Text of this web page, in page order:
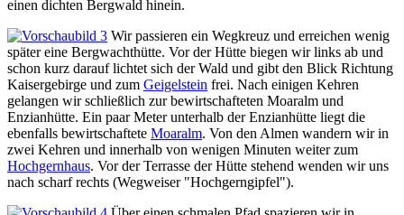
einen dichten Bergwald hinein.
Wir passieren ein Wegkreuz und erreichen wenig
später eine Bergwachthütte. Vor der Hütte biegen wir links ab und
schon kurz darauf lichtet sich der Wald und gibt den Blick Richtung
Kaisergebirge und zum Geigelstein frei. Nach einigen Kehren
gelangen wir schließlich zur bewirtschafteten Moaralm und
Enzianhütte. Ein paar Meter unterhalb der Enzianhütte liegt die
ebenfalls bewirtschaftete Moaralm. Von den Almen wandern wir in
zwei Kehren und innerhalb von wenigen Minuten weiter zum
Hochgernhaus. Vor der Terrasse der Hütte stehend wenden wir uns
nach scharf rechts (Wegweiser "Hochgerngipfel").